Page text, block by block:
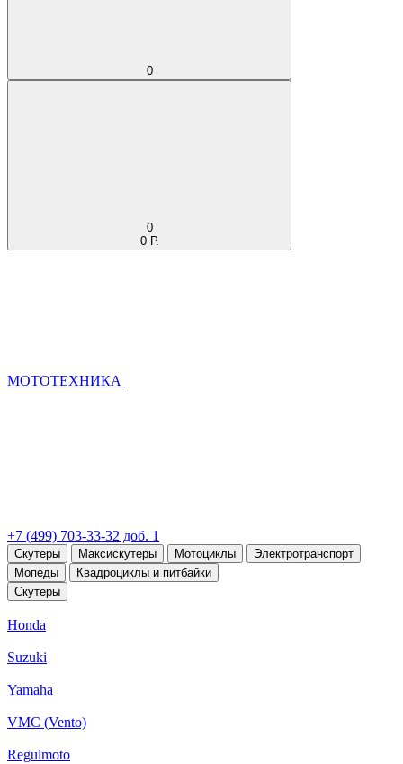
0
0
0 Р.
МОТОТЕХНИКА
+7 (499) 703-33-32 доб. 1
Скутеры Максискутеры Мотоциклы
Электротранспорт
Мопеды
Квадроциклы и питбайки
Скутеры
Honda
Suzuki
Yamaha
VMC (Vento)
Regulmoto